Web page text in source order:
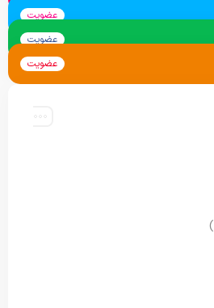
عضویت
عضویت
عضویت